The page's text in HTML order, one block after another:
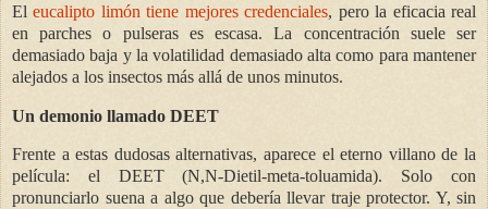
Eleucalipto limón tiene mejores credenciales, pero la eficacia real
en parches o pulseras es escasa. La concentración suele ser
demasiado baja y la volatilidad demasiado alta como para mantener
alejados a los insectos más allá de unos minutos.
Un demonio llamado DEET
Frente a estas dudosas alternativas, aparece el eterno villano de la
película: el DEET (N,N-Dietil-meta-toluamida). Solo con
pronunciarlo suena a algo que debería llevar traje protector. Y, sin